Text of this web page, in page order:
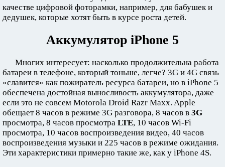
качестве цифровой фоторамки, например, для бабушек и
дедушек, которые хотят быть в курсе роста детей.
Аккумулятор iPhone 5
Многих интересует: насколько продолжительна работа
батареи в телефоне, который тоньше, легче? 3G и 4G связь
«славится» как пожиратель ресурса батареи, но в iPhone 5
обеспечена достойная выносливость аккумулятора, даже
если это не совсем Motorola Droid Razr Maxx. Apple
обещает 8 часов в режиме 3G разговора, 8 часов в 3G
просмотра, 8 часов просмотра LTE, 10 часов Wi-Fi
просмотра, 10 часов воспроизведения видео, 40 часов
воспроизведения музыки и 225 часов в режиме ожидания.
Эти характеристики примерно такие же, как у iPhone 4S.